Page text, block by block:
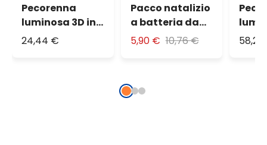
Pecorenna
luminosa 3D in
legno a
24,44 €
Pacco natalizio
a batteria da
appendere, h 28
5,90 € 10,76 €